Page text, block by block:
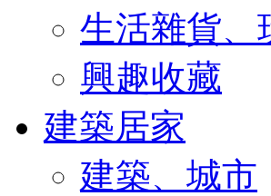
生活雜貨、
興趣收藏
建築居家
建築、城市